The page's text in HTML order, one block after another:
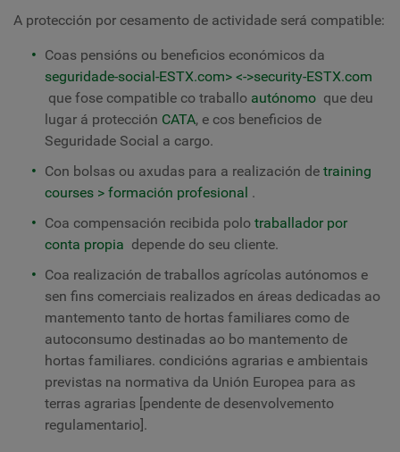
A protección por cesamento de actividade será compatible:
Coas pensións ou beneficios económicos da
seguridade-social-ESTX.com> <->security-ESTX.com
que fose compatible co traballo autónomo que deu
lugar á protección CATA, e cos beneficios de
Seguridade Social a cargo.
Con bolsas ou axudas para a realización de training
courses > formación profesional .
Coa compensación recibida polo traballador por
conta propia depende do seu cliente.
Coa realización de traballos agrícolas autónomos e
sen fins comerciais realizados en áreas dedicadas ao
mantemento tanto de hortas familiares como de
autoconsumo destinadas ao bo mantemento de
hortas familiares. condicións agrarias e ambientais
previstas na normativa da Unión Europea para as
terras agrarias [pendente de desenvolvemento
regulamentario].